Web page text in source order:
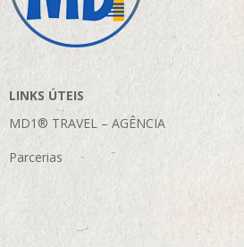
LINKS ÚTEIS
MD1® TRAVEL – AGÊNCIA
Parcerias